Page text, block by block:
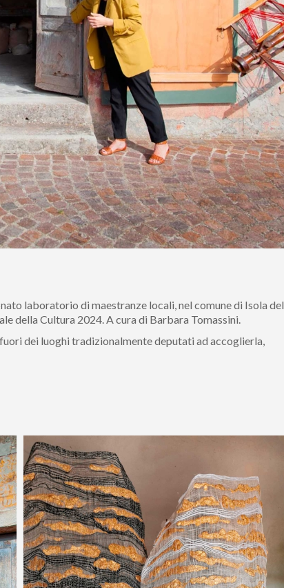
laboratorio di maestranze locali, nel comune di Isola del
della Cultura 2024. A cura di Barbara Tomassini.
dei luoghi tradizionalmente deputati ad accoglierla,